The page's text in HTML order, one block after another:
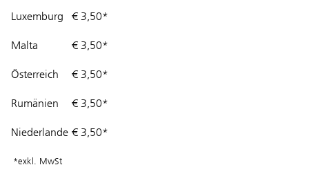
Luxemburg € 3,50*
Malta € 3,50*
Österreich € 3,50*
Rumänien € 3,50*
Niederlande € 3,50*
*exkl. MwSt